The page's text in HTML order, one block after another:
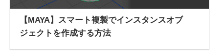
【MAYA】スマート複製でインスタンスオブ
ジェクトを作成する方法